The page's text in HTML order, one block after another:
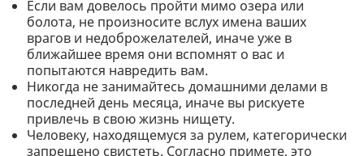
Если вам довелось пройти мимо озера или
болота, не произносите вслух имена ваших
врагов и недоброжелателей, иначе уже в
ближайшее время они вспомнят о вас и
попытаются навредить вам.
Никогда не занимайтесь домашними делами в
последней день месяца, иначе вы рискуете
привлечь в свою жизнь нищету.
Человеку, находящемуся за рулем, категорически
запрещено свистеть. Согласно примете, это